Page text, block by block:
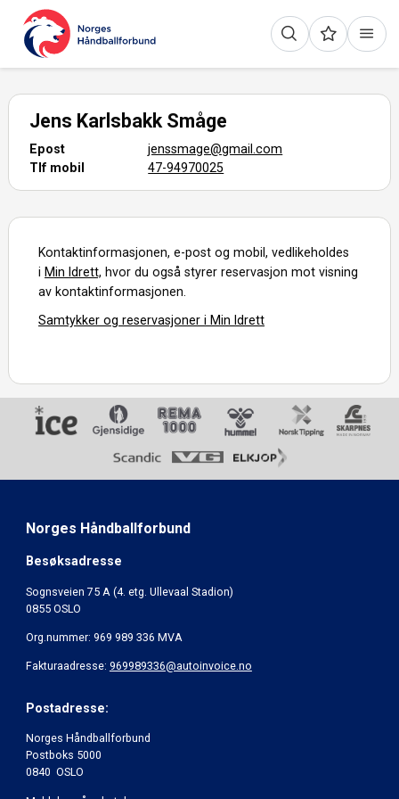
Jens Karlsbakk Småge
Epost
jenssmage@gmail.com
Tlf mobil
47-94970025
Kontaktinformasjonen, e-post og mobil, vedlikeholdes
i Min Idrett, hvor du også styrer reservasjon mot visning
av kontaktinformasjonen.
Samtykker og reservasjoner i Min Idrett
Norges Håndballforbund
Besøksadresse
Sognsveien 75 A (4. etg. Ullevaal Stadion)
0855 OSLO
Org.nummer: 969 989 336 MVA
Fakturaadresse: 969989336@autoinvoice.no
Postadresse:
Norges Håndballforbund
Postboks 5000
0840 OSLO